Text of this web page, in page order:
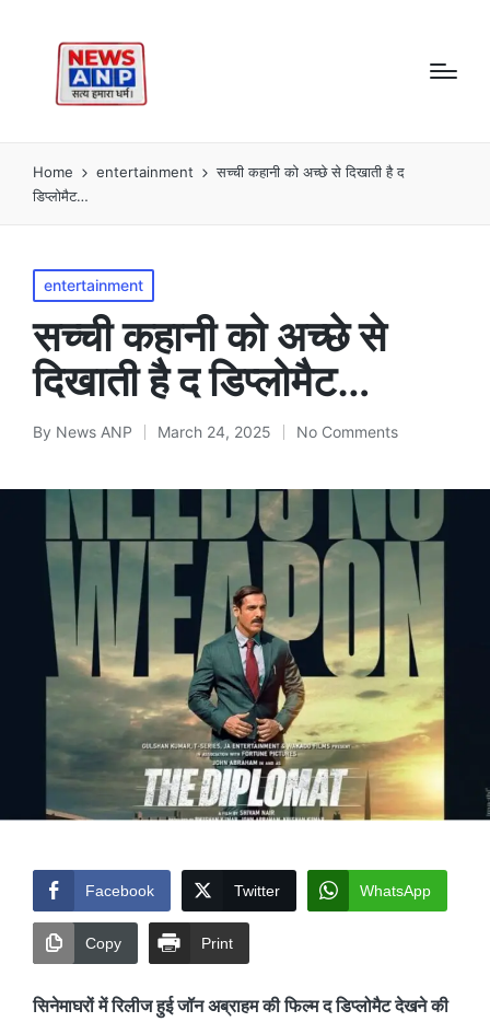
Home entertainment
सच्ची कहानी को अच्छे से दिखाती है द
डिप्लोमैट…
Posted
in
entertainment
सच्ची कहानी को अच्छे से
दिखाती है द डिप्लोमैट…
Posted
By News ANP March 24, 2025 No Comments
Facebook Twitter WhatsApp
Copy Print
सिनेमाघरों में रिलीज हुई जॉन अब्राहम की फिल्म द डिप्लोमैट देखने की